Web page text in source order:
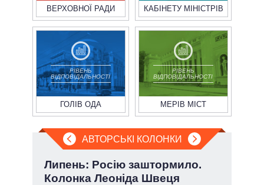
ВЕРХОВНОЇ РАДИ КАБІНЕТУ МІНІСТРІВ
РІВЕНЬ
ВІДПОВІДАЛЬНОСТІ
ГОЛІВ ОДА
РІВЕНЬ
ВІДПОВІДАЛЬНОСТІ
МЕРІВ МІСТ
АВТОРСЬКІ КОЛОНКИ
Липень: Росію заштормило.
Колонка Леоніда Швеця